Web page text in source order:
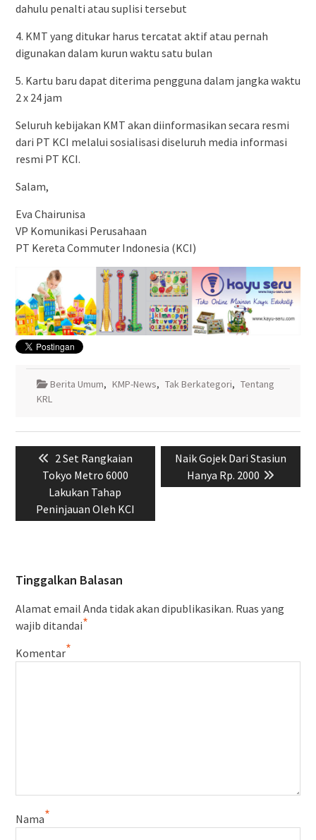
dahulu penalti atau suplisi tersebut
4. KMT yang ditukar harus tercatat aktif atau pernah
digunakan dalam kurun waktu satu bulan
5. Kartu baru dapat diterima pengguna dalam jangka waktu
2 x 24 jam
Seluruh kebijakan KMT akan diinformasikan secara resmi
dari PT KCI melalui sosialisasi diseluruh media informasi
resmi PT KCI.
Salam,
Eva Chairunisa
VP Komunikasi Perusahaan
PT Kereta Commuter Indonesia (KCI)
Berita Umum, KMP-News, Tak Berkategori, Tentang
KRL
Previous
post:
2 Set Rangkaian
Tokyo Metro 6000
Lakukan Tahap
Peninjauan Oleh KCI
Next
post:
Naik Gojek Dari Stasiun
Hanya Rp. 2000
Tinggalkan Balasan
Alamat email Anda tidak akan dipublikasikan. Ruas yang
wajib ditandai*
Komentar*
Nama*